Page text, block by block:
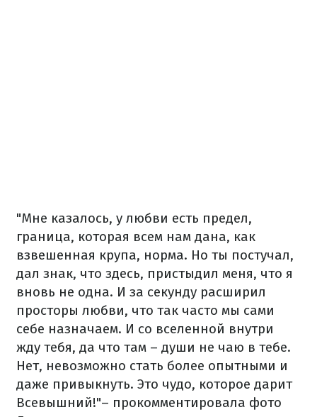
"Мне казалось, у любви есть предел,
граница, которая всем нам дана, как
взвешенная крупа, норма. Но ты постучал,
дал знак, что здесь, пристыдил меня, что я
вновь не одна. И за секунду расширил
просторы любви, что так часто мы сами
себе назначаем. И со вселенной внутри
жду тебя, да что там – души не чаю в тебе.
Нет, невозможно стать более опытными и
даже привыкнуть. Это чудо, которое дарит
Всевышний!"– прокомментировала фото